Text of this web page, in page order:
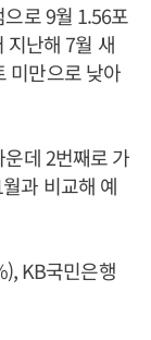
로 9월 1.56포
지난해 7월 새
미만으로 낮아
데 2번째로 가
과 비교해 예
KB국민은행